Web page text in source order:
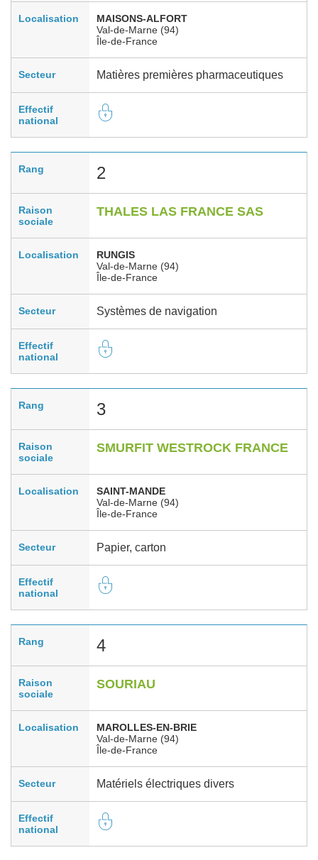
Localisation
MAISONS-ALFORT
Val-de-Marne (94)
Île-de-France
Secteur Matières premières pharmaceutiques
Effectif
national
Rang 2
Raison
sociale
THALES LAS FRANCE SAS
Localisation
RUNGIS
Val-de-Marne (94)
Île-de-France
Secteur Systèmes de navigation
Effectif
national
Rang 3
Raison
sociale
SMURFIT WESTROCK FRANCE
Localisation
SAINT-MANDE
Val-de-Marne (94)
Île-de-France
Secteur Papier, carton
Effectif
national
Rang 4
Raison
sociale
SOURIAU
Localisation
MAROLLES-EN-BRIE
Val-de-Marne (94)
Île-de-France
Secteur Matériels électriques divers
Effectif
national